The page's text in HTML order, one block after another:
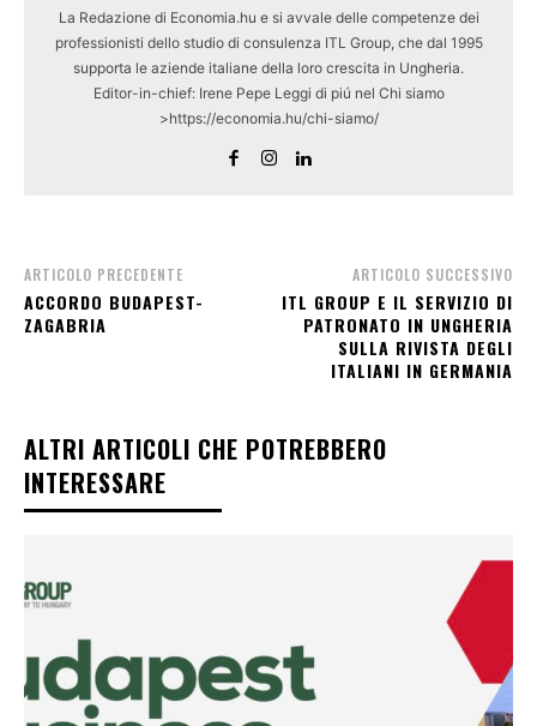
La Redazione di Economia.hu e si avvale delle competenze dei
professionisti dello studio di consulenza ITL Group, che dal 1995
supporta le aziende italiane della loro crescita in Ungheria.
Editor-in-chief: Irene Pepe Leggi di piú nel Chi siamo
>https://economia.hu/chi-siamo/
ARTICOLO PRECEDENTE
ACCORDO BUDAPEST-
ZAGABRIA
ARTICOLO SUCCESSIVO
ITL GROUP E IL SERVIZIO DI
PATRONATO IN UNGHERIA
SULLA RIVISTA DEGLI
ITALIANI IN GERMANIA
ALTRI ARTICOLI CHE POTREBBERO
INTERESSARE